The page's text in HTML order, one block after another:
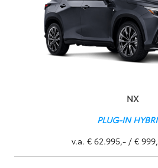
NX
PLUG-IN
v.a. € 62.995,- / €